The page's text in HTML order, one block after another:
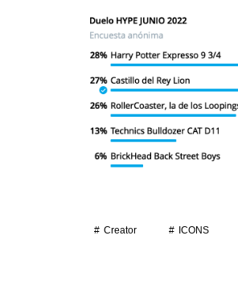
Creator ICONS